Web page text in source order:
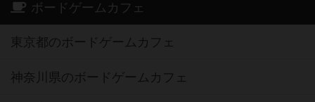
ボードゲームカフェ
東京都のボードゲームカフェ
神奈川県のボードゲームカフェ